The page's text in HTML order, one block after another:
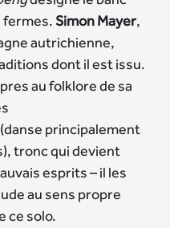
fermes.Simon Mayer,
autrichienne,
dont il est issu.
au folklore de sa
(danse principalement
tronc qui devient
esprits – il les
au sens propre
ce solo.